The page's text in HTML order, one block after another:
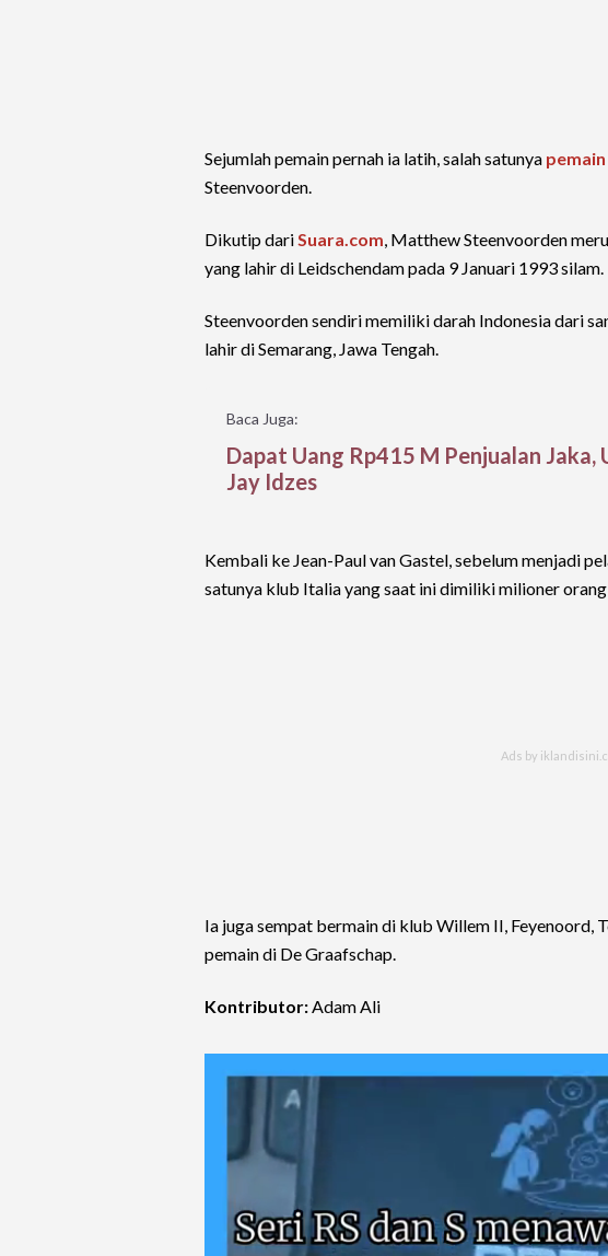
Sejumlah pemain pernah ia latih, salah satunya
Steenvoorden.
Dikutip dariSuara.com, Matthew Steenvoorden
yang lahir di Leidschendam pada 9 Januari 1993 silam.
Steenvoorden sendiri memiliki darah Indonesia dari
lahir di Semarang, Jawa Tengah.
Baca Juga:
Dapat Uang Rp415 M Penjualan Jaka,
Jay Idzes
Kembali ke Jean-Paul van Gastel, sebelum menjadi
satunya klub Italia yang saat ini dimiliki milioner
Ia juga sempat bermain di klub Willem II, Feyenoord,
pemain di De Graafschap.
Kontributor:Adam Ali